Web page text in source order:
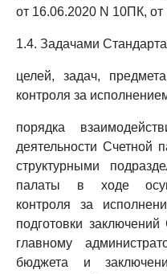
от 16.06.2020 N 10ПК,
1.4. Задачами
целей, задач,
контроля за
порядка
деятельности Счетной
структурными
палаты в ходе
контроля за
подготовки
главному
бюджета и